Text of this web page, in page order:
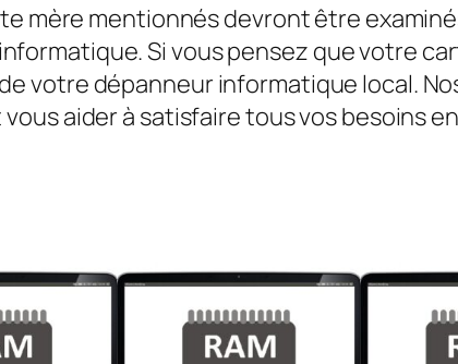
mère mentionnés devront être
Si vous pensez que votre
votre dépanneur informatique local.
aider à satisfaire tous vos besoins